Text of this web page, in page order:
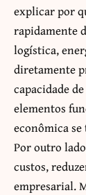
explicar por
rapidamente
logística,
diretamente
capacidade
elementos
econômica
Por outro
custos,
empresarial.